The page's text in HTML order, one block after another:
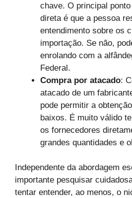
chave. O principal
direta é que a pessoa
entendimento sobre os
importação. Se não,
enrolando com a
Federal.
Compra por atacado:
atacado de um
pode permitir a
baixos. É muito válido
os fornecedores
grandes quantidades e
Independente da abordagem
importante pesquisar
tentar entender, ao menos, o